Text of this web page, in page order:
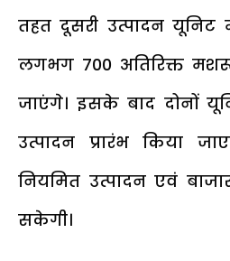
तहत दूसरी उत्पादन
लगभग 700 अतिरिक्त
जाएंगे। इसके बाद दोनों
उत्पादन प्रारंभ किया
नियमित उत्पादन एवं
सकेगी।